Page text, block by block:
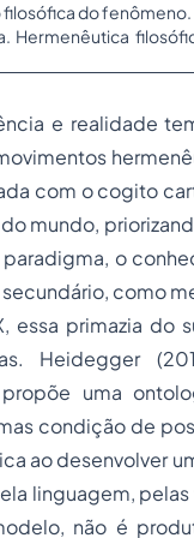
filosófica do fenômeno.
Hermenêutica
e realidade
com ocogito
mundo,
o
como
essa primazia do
Heidegger
uma
condição de
ao desenvolver
linguagem,
não é